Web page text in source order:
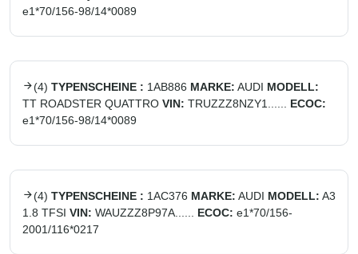
e1*70/156-98/14*0089
(4) TYPENSCHEINE : 1AB886 MARKE: AUDI MODELL:
TT ROADSTER QUATTRO VIN: TRUZZZ8NZY1......
ECOC:
e1*70/156-98/14*0089
(4) TYPENSCHEINE : 1AC376 MARKE: AUDI MODELL: A3
1.8 TFSI VIN: WAUZZZ8P97A...... ECOC: e1*70/156-
2001/116*0217